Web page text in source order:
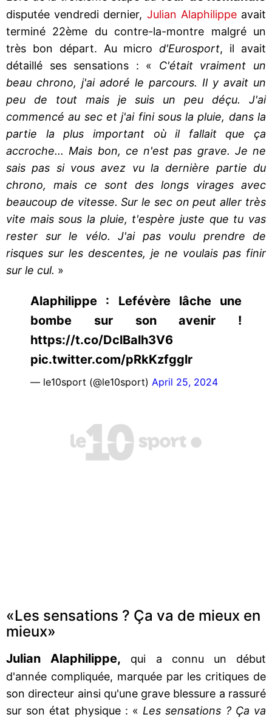
disputée vendredi dernier, Julian Alaphilippe avait
terminé 22ème du contre-la-montre malgré un
très bon départ. Au microd'Eurosport, il avait
détaillé ses sensations : « C'était vraiment un
beau chrono, j'ai adoré le parcours. Il y avait un
peu de tout mais je suis un peu déçu. J'ai
commencé au sec et j'ai fini sous la pluie, dans la
partie la plus important où il fallait que ça
accroche... Mais bon, ce n'est pas grave. Je ne
sais pas si vous avez vu la dernière partie du
chrono, mais ce sont des longs virages avec
beaucoup de vitesse. Sur le sec on peut aller très
vite mais sous la pluie, t'espère juste que tu vas
rester sur le vélo. J'ai pas voulu prendre de
risques sur les descentes, je ne voulais pas finir
sur le cul. »
Alaphilippe : Lefévère lâche une
bombe sur son avenir !
https://t.co/DclBalh3V6
pic.twitter.com/pRkKzfgglr
— le10sport (@le10sport) April 25, 2024
«Les sensations ? Ça va de mieux en
mieux»
Julian Alaphilippe, qui a connu un début
d'année compliquée, marquée par les critiques de
son directeur ainsi qu'une grave blessure a rassuré
sur son état physique : « Les sensations ? Ça va